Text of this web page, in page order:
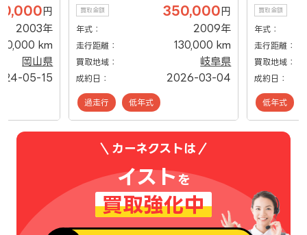
円
2003年
70,000 km
岡山県
05-15
買取金額 350,000 円
年式： 2009年
走行距離： 130,000 km
買取地域： 岐阜県
成約日： 2026-03-04
過走行 低年式
買取金額
年式：
走行距離：
買取地域：
成約日：
低年式
カーネクストは
イストを
買取強化中